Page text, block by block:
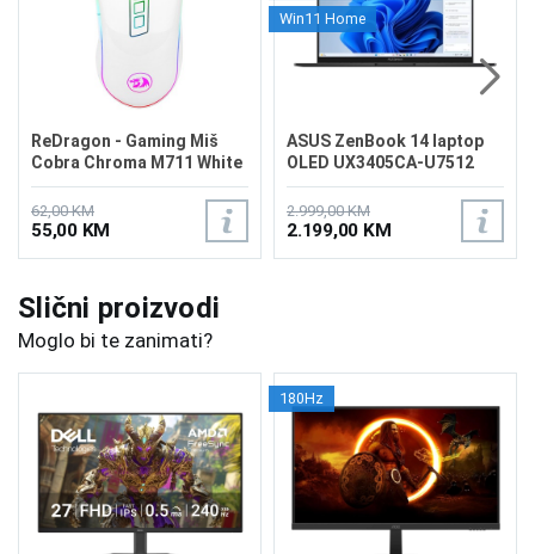
ReDragon - Gaming Miš
Cobra Chroma M711 White
62,00 KM
55,00 KM
Win11 Home
ASUS ZenBook 14 laptop
OLED UX3405CA-U7512
2.999,00 KM
2.199,00 KM
Slični proizvodi
Moglo bi te zanimati?
180Hz